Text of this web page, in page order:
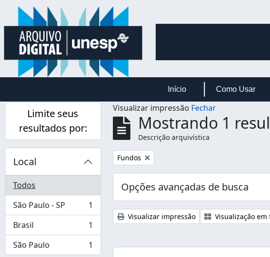
Skip to main content
Início Como Usar
Limite seus
resultados por:
Local
Todos
São Paulo - SP
, 1 resultados
1
Brasil
, 1 resultados
1
São Paulo
, 1 resultados 1
Visualizar impressão Fechar
Mostrando 1
Descrição arquivística
Remover filtro:
Fundos
Opções avançadas de busca
Visualizar impressão Visualização em